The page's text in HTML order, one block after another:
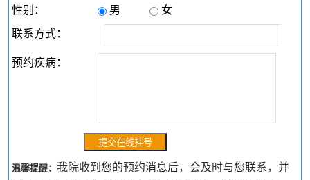
性别： 男
女
联系方式：
预约疾病：
温馨提醒：我院收到您的预约消息后，会及时与您联系，并